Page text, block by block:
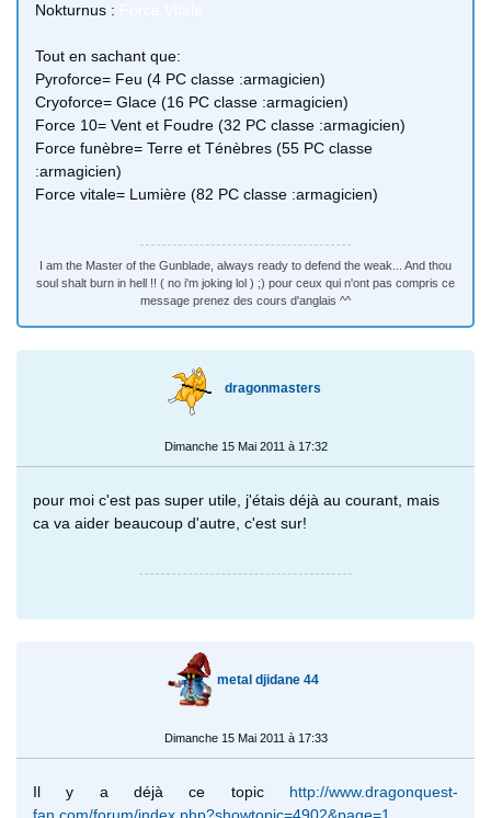
Nokturnus :
Tout en sachant que:
Pyroforce= Feu (4 PC classe :armagicien)
Cryoforce= Glace (16 PC classe :armagicien)
Force 10= Vent et Foudre (32 PC classe :armagicien)
Force funèbre= Terre et Ténèbres (55 PC classe
:armagicien)
Force vitale= Lumière (82 PC classe :armagicien)
I am the Master of the Gunblade, always ready to defend the weak... And thou
soul shalt burn in hell !! ( no i'm joking lol ) ;) pour ceux qui n'ont pas compris ce
message prenez des cours d'anglais ^^
dragonmasters
Dimanche 15 Mai 2011 à 17:32
pour moi c'est pas super utile, j'étais déjà au courant, mais
ca va aider beaucoup d'autre, c'est sur!
metal djidane 44
Dimanche 15 Mai 2011 à 17:33
Il y a déjà ce topic http://www.dragonquest-